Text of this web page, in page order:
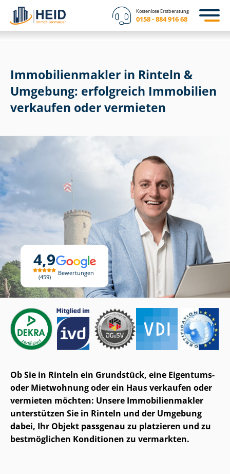
Kostenlose Erstberatung
0158 - 884 916 68
4,9
459
Bewertungen
Im­mo­bi­li­en­mak­ler in Rinteln &
Umgebung: erfolgreich Immobilien
verkaufen oder vermieten
Ob Sie in Rinteln ein Grundstück, eine Eigentums-
oder Mietwohnung oder ein Haus verkaufen oder
vermieten möchten: Unsere Im­mo­bi­li­en­mak­ler
unterstützen Sie in Rinteln und der Umgebung
dabei, Ihr Objekt passgenau zu platzieren und zu
bestmöglichen Konditionen zu vermarkten.